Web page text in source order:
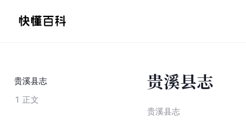
贵溪县志
1 正文
贵溪县志
贵溪县志